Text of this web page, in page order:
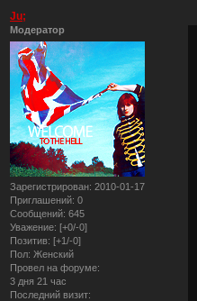
Ju;
Модератор
Зарегистрирован: 2010-01-17
Приглашений: 0
Сообщений: 645
Уважение: [+0/-0]
Позитив: [+1/-0]
Пол: Женский
Провел на форуме:
3 дня 21 час
Последний визит: